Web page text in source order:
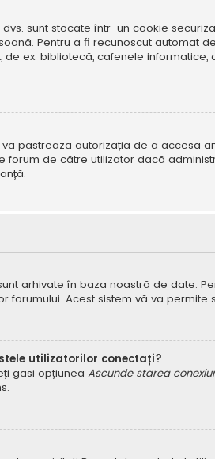
sunt stocate într-un cookie
Pentru a fi recunoscut automat
ex. bibliotecă, cafenele
păstrează autorizația de a accesa
de către utilizator dacă
arhivate în baza noastră de date.
Acest sistem vă va
utilizatorilor conectați?
găsi opțiunea Ascunde starea